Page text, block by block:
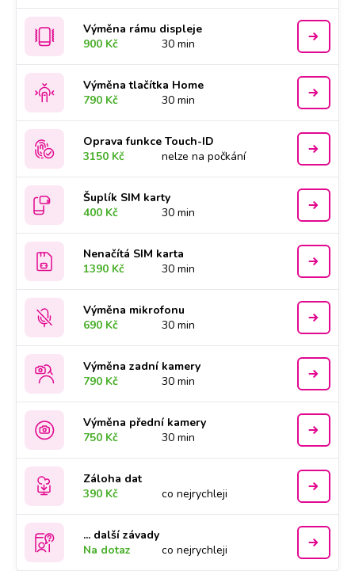
Výměna rámu displeje
900 Kč
30 min
Výměna tlačítka Home
790 Kč
30 min
Oprava funkce Touch-ID
3150 Kč
nelze na počkání
Šuplík SIM karty
400 Kč
30 min
Nenačítá SIM karta
1390 Kč
30 min
Výměna mikrofonu
690 Kč
30 min
Výměna zadní kamery
790 Kč
30 min
Výměna přední kamery
750 Kč
30 min
Záloha dat
390 Kč
co nejrychleji
... další závady
Na dotaz
co nejrychleji